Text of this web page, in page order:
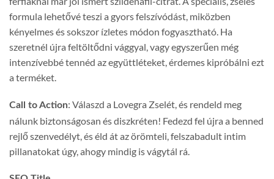
formula lehetővé teszi a gyors felszívódást, miközben
kényelmes és sokszor ízletes módon fogyasztható. Ha
szeretnél újra feltöltődni vággyal, vagy egyszerűen még
intenzívebbé tennéd az együttléteket, érdemes kipróbálni ezt
a terméket.
Call to Action: Válaszd a Lovegra Zselét, és rendeld meg
nálunk biztonságosan és diszkréten! Fedezd fel újra a benned
rejlő szenvedélyt, és éld át az örömteli, felszabadult intim
pillanatokat úgy, ahogy mindig is vágytál rá.